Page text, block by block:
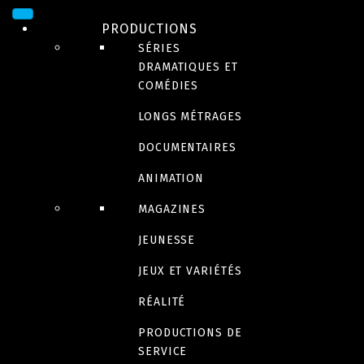
PRODUCTIONS
SÉRIES
DRAMATIQUES ET
COMÉDIES
LONGS MÉTRAGES
DOCUMENTAIRES
ANIMATION
MAGAZINES
JEUNESSE
JEUX ET VARIÉTÉS
RÉALITÉ
PRODUCTIONS DE
SERVICE
Tu te souviendras de
Bande-annonce